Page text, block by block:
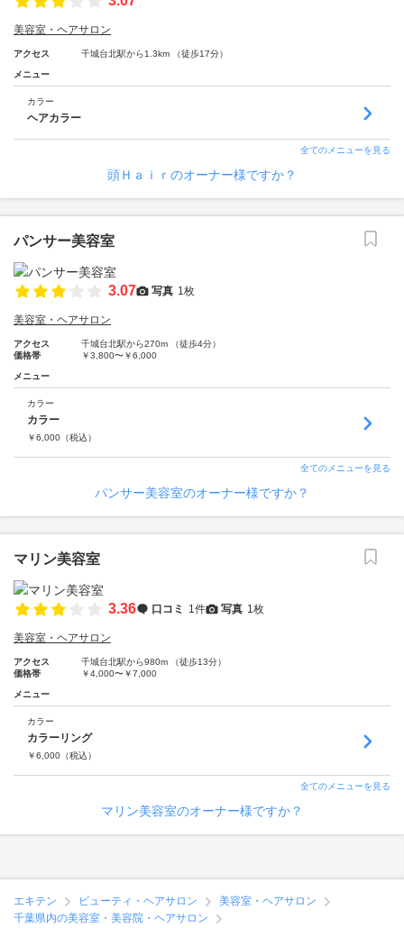
美容室・ヘアサロン
アクセス 千城台北駅から1.3km （徒歩17分）
メニュー
カラー
ヘアカラー
全てのメニューを見る
頭Ｈａｉｒのオーナー様ですか？
パンサー美容室
3.07 写真 1枚
美容室・ヘアサロン
アクセス
千城台北駅から270m （徒歩4分）
価格帯
￥3,800〜￥6,000
メニュー
カラー
カラー
￥6,000 （税込）
全てのメニューを見る
パンサー美容室のオーナー様ですか？
マリン美容室
3.36 口コミ 1件 写真 1枚
美容室・ヘアサロン
アクセス
千城台北駅から980m （徒歩13分）
価格帯
￥4,000〜￥7,000
メニュー
カラー
カラーリング
￥6,000 （税込）
全てのメニューを見る
マリン美容室のオーナー様ですか？
エキテン ビューティ・ヘアサロン
美容室・ヘアサロン
千葉県内の美容室・美容院・ヘアサロン